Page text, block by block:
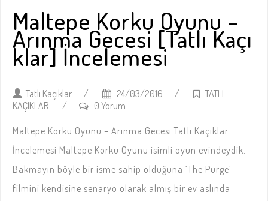
Maltepe Korku Oyunu –
Arınma Gecesi [Tatlı Kaçı
klar] İncelemesi
Tatlı Kaçıklar / 24/03/2016 /
TATLI
KAÇIKLAR
/ 0 Yorum
Maltepe Korku Oyunu – Arınma Gecesi Tatlı Kaçıklar
İncelemesi Maltepe Korku Oyunu isimli oyun evindeydik.
Bakmayın böyle bir isme sahip olduğuna ‘The Purge’
filmini kendisine senaryo olarak almış bir ev aslında